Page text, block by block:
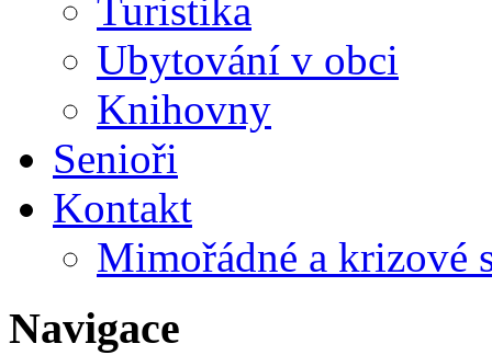
Turistika
Ubytování v obci
Knihovny
Senioři
Kontakt
Mimořádné a krizové
Navigace